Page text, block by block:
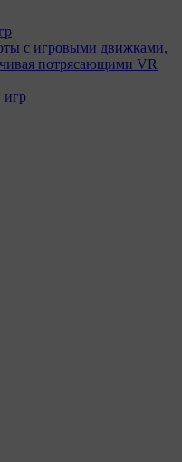
с игровыми движками,
потрясающими VR